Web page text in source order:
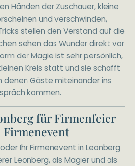
Händen der Zuschauer, kleine
und verschwinden,
stellen den Verstand auf die
sehen das Wunder direkt vor
der Magie ist sehr persönlich,
Kreis statt und sie schafft
denen Gäste miteinander ins
kommen.
für Firmenfeier
Firmenevent
Ihr Firmenevent in Leonberg
Leonberg, als Magier und als